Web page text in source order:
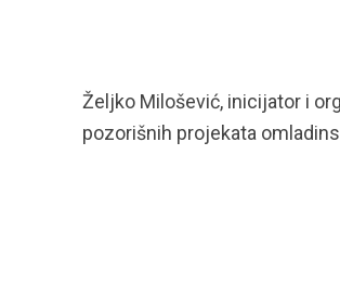
Željko Milošević, inicijator i
pozorišnih projekata